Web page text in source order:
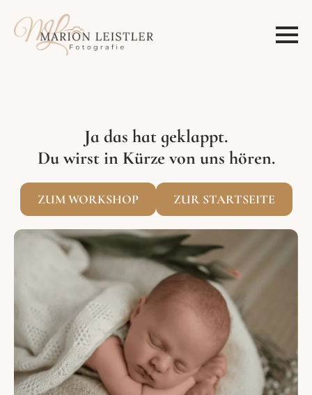
Ja das hat geklappt.
Du wirst in Kürze von uns hören.
ZUM WORKSHOP ZUR STARTSEITE